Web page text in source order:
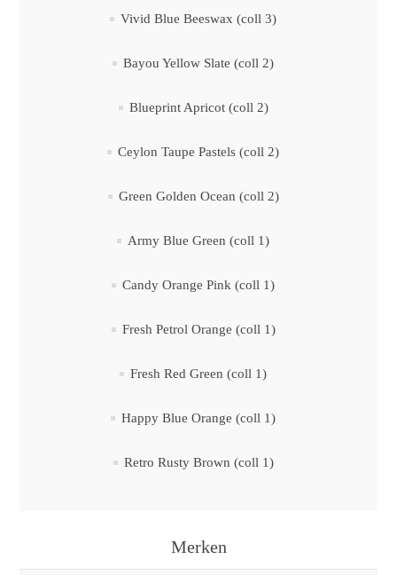
Vivid Blue Beeswax (coll 3)
Bayou Yellow Slate (coll 2)
Blueprint Apricot (coll 2)
Ceylon Taupe Pastels (coll 2)
Green Golden Ocean (coll 2)
Army Blue Green (coll 1)
Candy Orange Pink (coll 1)
Fresh Petrol Orange (coll 1)
Fresh Red Green (coll 1)
Happy Blue Orange (coll 1)
Retro Rusty Brown (coll 1)
Merken